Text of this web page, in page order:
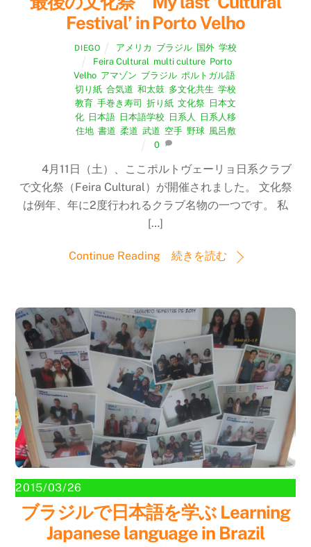
Festival’ in Porto Velho
DIEGO アメリカ ブラジル, 国外, 学校
Feira Cultural multi culture, Porto
Velho アマゾン ブラジル ポルトガル語
切り紙 合気道 和太鼓 多文化共生 学校
教育 手巻き寿司 折り紙 文化祭 日本文
化 日本語 日本語学校 日系人
日系人移
住地, 書道 柔道 武道 空手, 野球, 風呂敷
0
4月11日（土）、ここポルトヴェーリョ日系クラブ
で文化祭（Feira Cultural）が開催されました。 文化祭
は例年、年に2度行われるクラブ名物の一つです。 私
[…]
Continue Reading 続きを読む
2015/03/26
ブラジルで日本語を学ぶ Learning
Japanese language in Brazil